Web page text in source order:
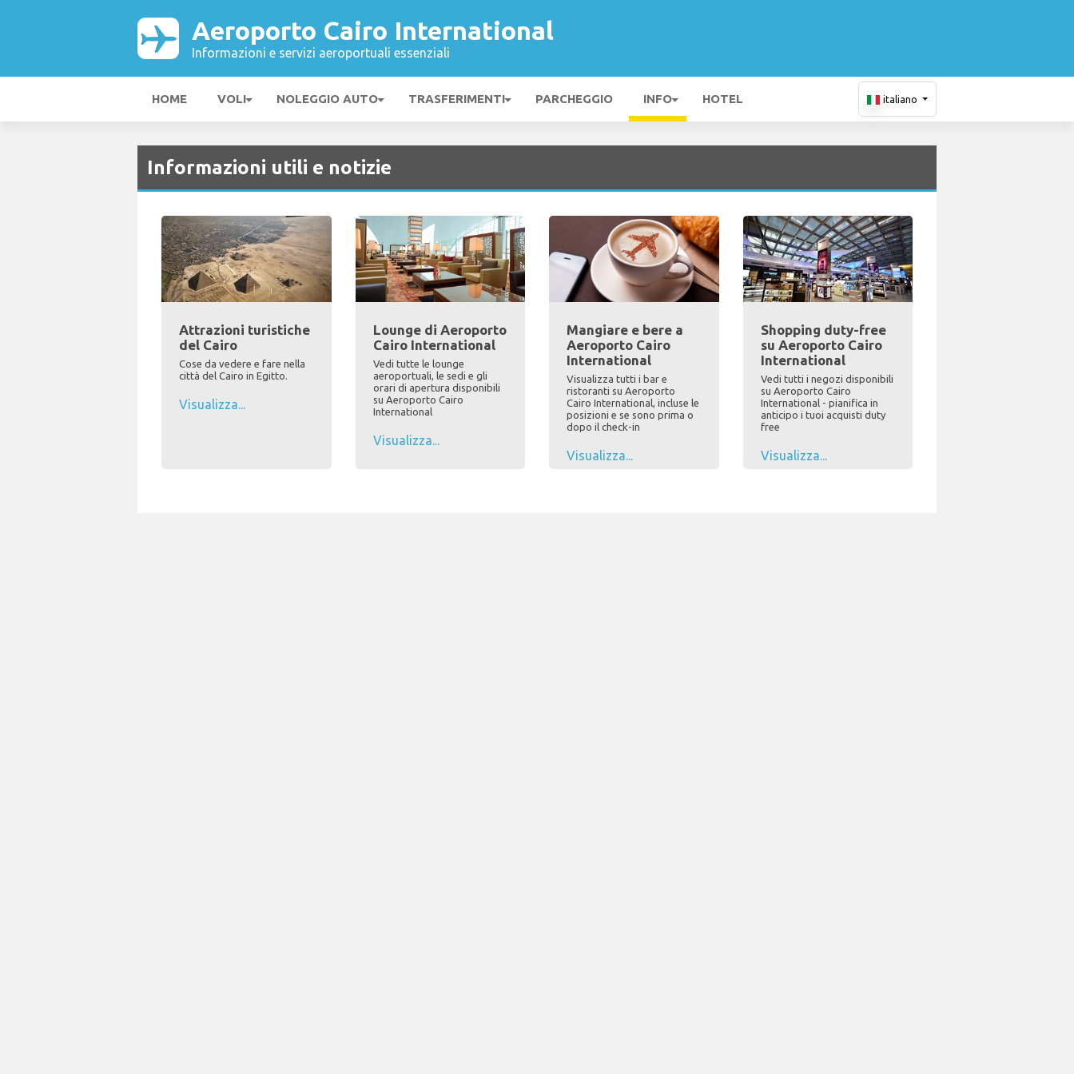
Aeroporto Cairo International
Informazioni e servizi aeroportuali essenziali
HOME VOLI NOLEGGIO AUTO TRASFERIMENTI PARCHEGGIO INFO HOTEL italiano
Informazioni utili e notizie
Attrazioni turistiche
del Cairo
Cose da vedere e fare nella
città del Cairo in Egitto.
Visualizza...
Lounge di Aeroporto
Cairo International
Vedi tutte le lounge
aeroportuali, le sedi e gli
orari di apertura disponibili
su Aeroporto Cairo
International
Visualizza...
Mangiare e bere a
Aeroporto Cairo
International
Visualizza tutti i bar e
ristoranti su Aeroporto
Cairo International, incluse le
posizioni e se sono prima o
dopo il check-in
Visualizza...
Shopping duty-free
su Aeroporto Cairo
International
Vedi tutti i negozi disponibili
su Aeroporto Cairo
International - pianifica in
anticipo i tuoi acquisti duty
free
Visualizza...